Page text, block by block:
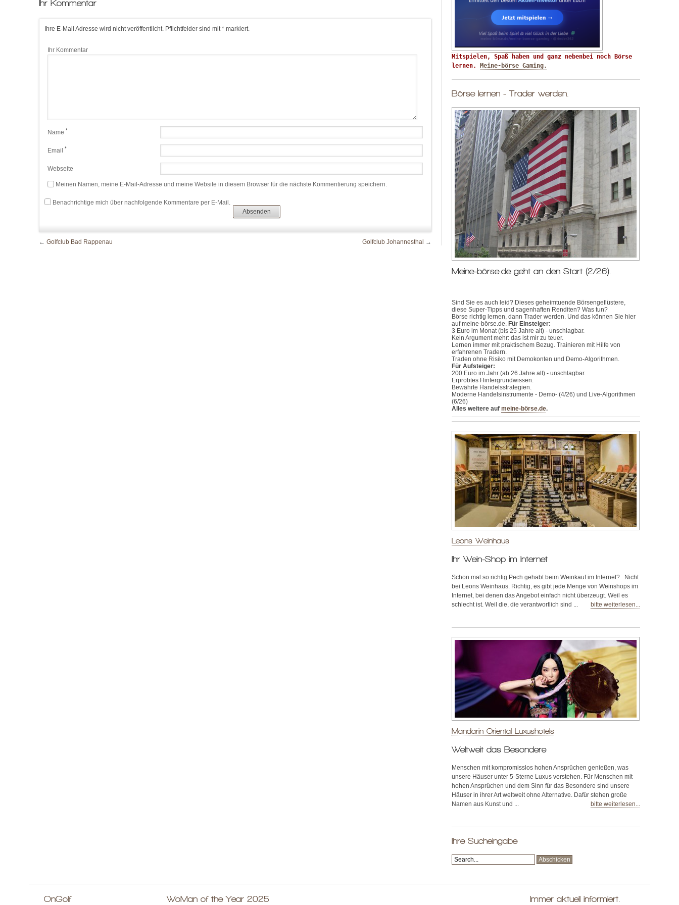
Ihr Kommentar
Ihre E-Mail Adresse wird nicht veröffentlicht. Pflichtfelder sind mit * markiert.
Ihr Kommentar
Name *
Email *
Webseite
Meinen Namen, meine E-Mail-Adresse und meine Website in diesem Browser für die nächste Kommentierung speichern.
Benachrichtige mich über nachfolgende Kommentare per E-Mail.
← Golfclub Bad Rappenau Golfclub Johannesthal →
Mitspielen, Spaß haben und ganz nebenbei noch Börse
lernen.
Meine-börse Gaming.
Börse lernen - Trader werden.
Meine-börse.de geht an den Start (2/26).
Sind Sie es auch leid? Dieses geheimtuende Börsengeflüstere,
diese Super-Tipps und sagenhaften Renditen? Was tun?
Börse richtig lernen, dann Trader werden. Und das können Sie hier
auf meine-börse.de. Für Einsteiger:
3 Euro im Monat (bis 25 Jahre alt) - unschlagbar.
Kein Argument mehr: das ist mir zu teuer.
Lernen immer mit praktischem Bezug. Trainieren mit Hilfe von
erfahrenen Tradern.
Traden ohne Risiko mit Demokonten und Demo-Algorithmen.
Für Aufsteiger:
200 Euro im Jahr (ab 26 Jahre alt) - unschlagbar.
Erprobtes Hintergrundwissen.
Bewährte Handelsstrategien.
Moderne Handelsinstrumente - Demo- (4/26) und Live-Algorithmen
(6/26)
Alles weitere aufmeine-börse.de.
Leons Weinhaus
Ihr Wein-Shop im Internet
Schon mal so richtig Pech gehabt beim Weinkauf im Internet? Nicht
bei Leons Weinhaus. Richtig, es gibt jede Menge von Weinshops im
Internet, bei denen das Angebot einfach nicht überzeugt. Weil es
schlecht ist. Weil die, die verantwortlich sind ...
bitte weiterlesen...
Mandarin Oriental Luxushotels
Weltweit das Besondere
Menschen mit kompromisslos hohen Ansprüchen genießen, was
unsere Häuser unter 5-Sterne Luxus verstehen. Für Menschen mit
hohen Ansprüchen und dem Sinn für das Besondere sind unsere
Häuser in ihrer Art weltweit ohne Alternative. Dafür stehen große
Namen aus Kunst und ...
bitte weiterlesen...
Ihre Sucheingabe
OnGolf WoMan of the Year 2025
Immer aktuell informiert.